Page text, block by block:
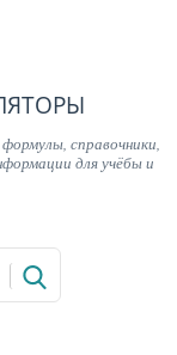
справочники,
для учёбы и